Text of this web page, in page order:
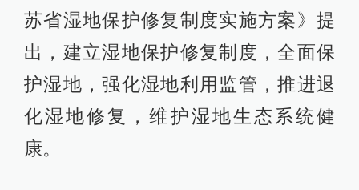
苏省湿地保护修复制度实施方案》提
出，建立湿地保护修复制度，全面保
护湿地，强化湿地利用监管，推进退
化湿地修复，维护湿地生态系统健
康。